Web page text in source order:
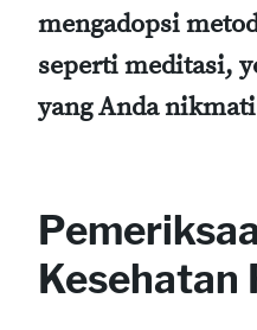
mengadopsi
seperti meditasi,
yang Anda
Kesehatan